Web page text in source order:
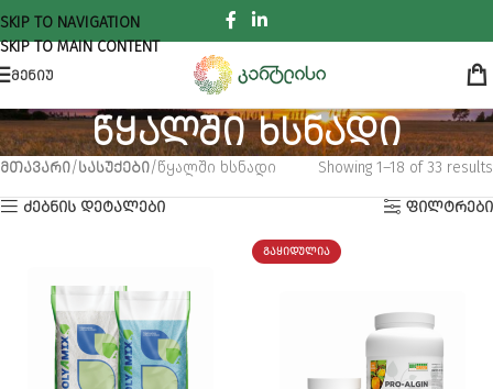
SKIP TO NAVIGATION
SKIP TO MAIN CONTENT
ᲛᲔᲜᲘᲣ
წყალში ხსნადი
ᲛᲗᲐᲕᲐᲠᲘ ᲡᲐᲡᲣᲥᲔᲑᲘ წყალში ხსნადი Showing 1–18 of 33 results
ᲫᲔᲑᲜᲘᲡ ᲓᲔᲢᲐᲚᲔᲑᲘ ᲤᲘᲚᲢᲠᲔᲑᲘ
ᲒᲐᲧᲘᲓᲣᲚᲘᲐ